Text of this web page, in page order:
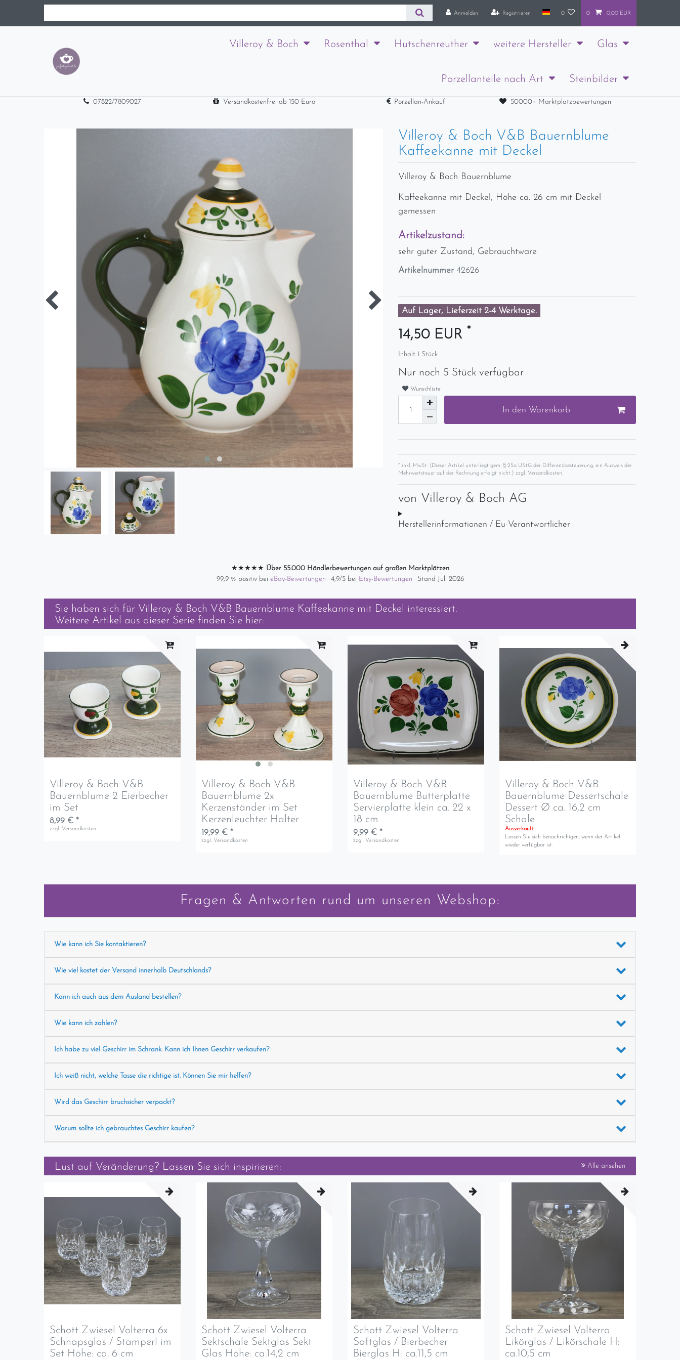
Anmelden Registrieren 0 0 0,00 EUR
Villeroy & Boch Rosenthal Hutschenreuther weitere Hersteller Glas
Porzellanteile nach Art Steinbilder
07822/7809027 Versandkostenfrei ab 150 Euro Porzellan-Ankauf 50000+ Marktplatzbewertungen
Villeroy & Boch V&B Bauernblume
Kaffeekanne mit Deckel
Villeroy & Boch Bauernblume
Kaffeekanne mit Deckel, Höhe ca. 26 cm mit Deckel
gemessen
Artikelzustand:
sehr guter Zustand, Gebrauchtware
Artikelnummer 42626
Auf Lager, Lieferzeit 2-4 Werktage.
14,50 EUR *
Inhalt 1 Stück
Nur noch 5 Stück verfügbar
Wunschliste
In den Warenkorb
* inkl. MwSt. (Dieser Artikel unterliegt gem. § 25a UStG der Differenzbesteuerung, ein Ausweis der
Mehrwertsteuer auf der Rechnung erfolgt nicht.) zzgl. Versandkosten
von Villeroy & Boch AG
Herstellerinformationen / Eu-Verantwortlicher
★★★★★ Über 55.000 Händlerbewertungen auf großen Marktplätzen
99,9 % positiv bei eBay-Bewertungen · 4,9/5 bei Etsy-Bewertungen · Stand Juli 2026
Sie haben sich für Villeroy & Boch V&B Bauernblume Kaffeekanne mit Deckel interessiert.
Weitere Artikel aus dieser Serie finden Sie hier:
Villeroy & Boch V&B
Bauernblume 2 Eierbecher
im Set
8,99 € *
zzgl. Versandkosten
Villeroy & Boch V&B
Bauernblume 2x
Kerzenständer im Set
Kerzenleuchter Halter
19,99 € *
zzgl. Versandkosten
Villeroy & Boch V&B
Bauernblume Butterplatte
Servierplatte klein ca. 22 x
18 cm
9,99 € *
zzgl. Versandkosten
Villeroy & Boch V&B
Bauernblume Dessertschale
Dessert Ø ca. 16,2 cm
Schale
Ausverkauft
Lassen Sie sich benachrichigen, wenn der Artikel
wieder verfügbar ist.
Fragen & Antworten rund um unseren Webshop:
Wie kann ich Sie kontaktieren?
Wie viel kostet der Versand innerhalb Deutschlands?
Kann ich auch aus dem Ausland bestellen?
Wie kann ich zahlen?
Ich habe zu viel Geschirr im Schrank. Kann ich Ihnen Geschirr verkaufen?
Ich weiß nicht, welche Tasse die richtige ist. Können Sie mir helfen?
Wird das Geschirr bruchsicher verpackt?
Warum sollte ich gebrauchtes Geschirr kaufen?
Lust auf Veränderung? Lassen Sie sich inspirieren: Alle ansehen
Schott Zwiesel Volterra 6x
Schnapsglas / Stamperl im
Set Höhe: ca. 6 cm
Schott Zwiesel Volterra
Sektschale Sektglas Sekt
Glas Höhe: ca.14,2 cm
Schott Zwiesel Volterra
Saftglas / Bierbecher
Bierglas H: ca.11,5 cm
Schott Zwiesel Volterra
Likörglas / Likörschale H:
ca.10,5 cm